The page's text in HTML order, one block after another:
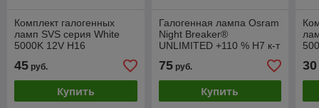
Комплект галогенных
ламп SVS серия White
5000K 12V H16
45 руб.
Купить
Галогенная лампа Osram
Night Breaker®
UNLIMITED +110 % H7 к-т
75руб.
Купить
30